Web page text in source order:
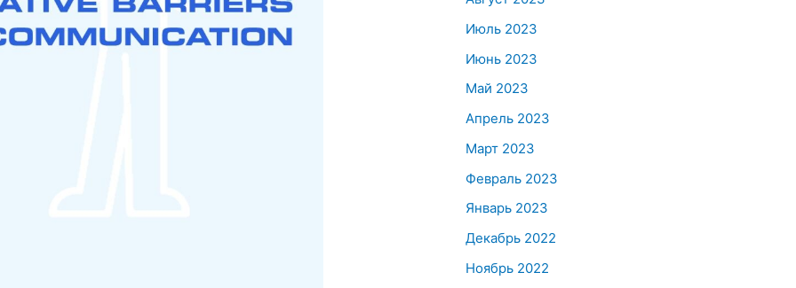
Июль 2023
Июнь 2023
Май 2023
Апрель 2023
Март 2023
Февраль 2023
Январь 2023
Декабрь 2022
Ноябрь 2022